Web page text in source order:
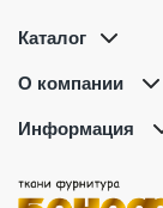
Каталог
О компании
Информация